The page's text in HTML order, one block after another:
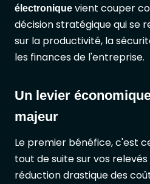
électronique vient couper
décision stratégique qui se
sur la productivité, la
les finances de l'entreprise.
Un levier
majeur
Le premier bénéfice, c'est
tout de suite sur vos
réduction drastique des